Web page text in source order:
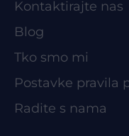
Kontaktirajte nas
Blog
Tko smo mi
Postavke pravila
Radite s nama